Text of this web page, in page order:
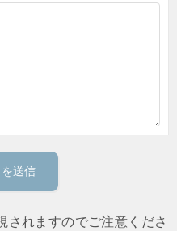
されますのでご注意くださ